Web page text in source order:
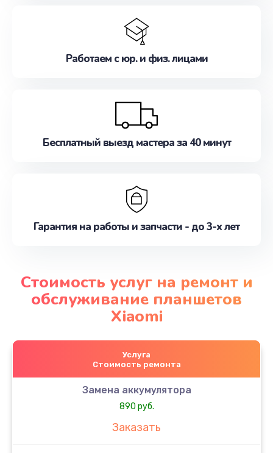
Работаем с юр. и физ. лицами
Бесплатный выезд мастера за 40 минут
Гарантия на работы и запчасти - до 3-х лет
Стоимость услуг на ремонт и
обслуживание планшетов
Xiaomi
Услуга
Стоимость ремонта
Замена аккумулятора
890 руб.
Заказать